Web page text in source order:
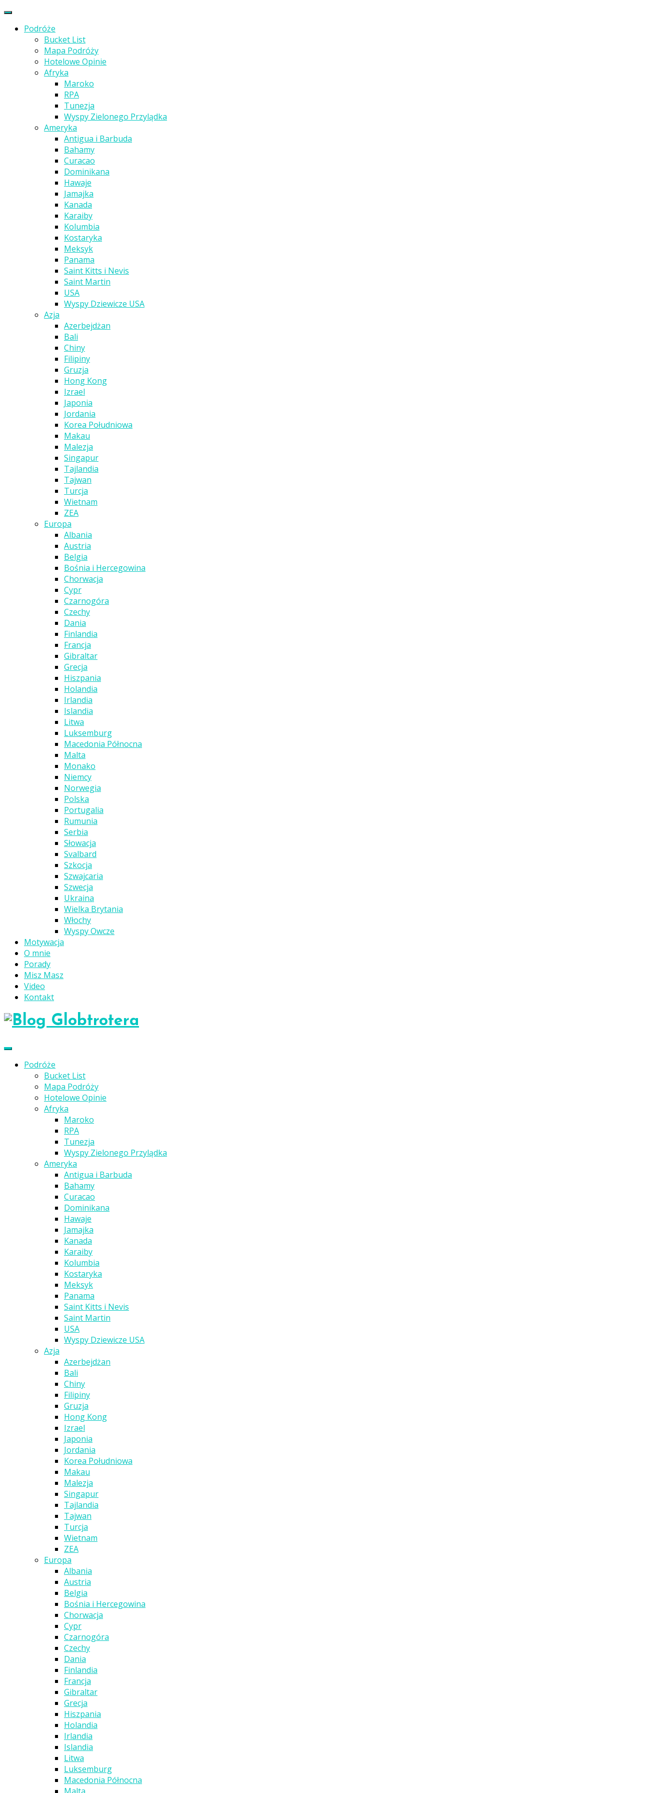
Podróże
Bucket List
Mapa Podróży
Hotelowe Opinie
Afryka
Maroko
RPA
Tunezja
Wyspy Zielonego Przylądka
Ameryka
Antigua i Barbuda
Bahamy
Curacao
Dominikana
Hawaje
Jamajka
Kanada
Karaiby
Kolumbia
Kostaryka
Meksyk
Panama
Saint Kitts i Nevis
Saint Martin
USA
Wyspy Dziewicze USA
Azja
Azerbejdżan
Bali
Chiny
Filipiny
Gruzja
Hong Kong
Izrael
Japonia
Jordania
Korea Południowa
Makau
Malezja
Singapur
Tajlandia
Tajwan
Turcja
Wietnam
ZEA
Europa
Albania
Austria
Belgia
Bośnia i Hercegowina
Chorwacja
Cypr
Czarnogóra
Czechy
Dania
Finlandia
Francja
Gibraltar
Grecja
Hiszpania
Holandia
Irlandia
Islandia
Litwa
Luksemburg
Macedonia Północna
Malta
Monako
Niemcy
Norwegia
Polska
Portugalia
Rumunia
Serbia
Słowacja
Svalbard
Szkocja
Szwajcaria
Szwecja
Ukraina
Wielka Brytania
Włochy
Wyspy Owcze
Motywacja
O mnie
Porady
Misz Masz
Video
Kontakt
Podróże
Bucket List
Mapa Podróży
Hotelowe Opinie
Afryka
Maroko
RPA
Tunezja
Wyspy Zielonego Przylądka
Ameryka
Antigua i Barbuda
Bahamy
Curacao
Dominikana
Hawaje
Jamajka
Kanada
Karaiby
Kolumbia
Kostaryka
Meksyk
Panama
Saint Kitts i Nevis
Saint Martin
USA
Wyspy Dziewicze USA
Azja
Azerbejdżan
Bali
Chiny
Filipiny
Gruzja
Hong Kong
Izrael
Japonia
Jordania
Korea Południowa
Makau
Malezja
Singapur
Tajlandia
Tajwan
Turcja
Wietnam
ZEA
Europa
Albania
Austria
Belgia
Bośnia i Hercegowina
Chorwacja
Cypr
Czarnogóra
Czechy
Dania
Finlandia
Francja
Gibraltar
Grecja
Hiszpania
Holandia
Irlandia
Islandia
Litwa
Luksemburg
Macedonia Północna